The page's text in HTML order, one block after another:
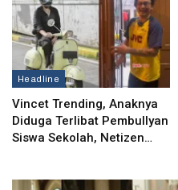
Headline
Vincet Trending, Anaknya
Diduga Terlibat Pembullyan
Siswa Sekolah, Netizen…